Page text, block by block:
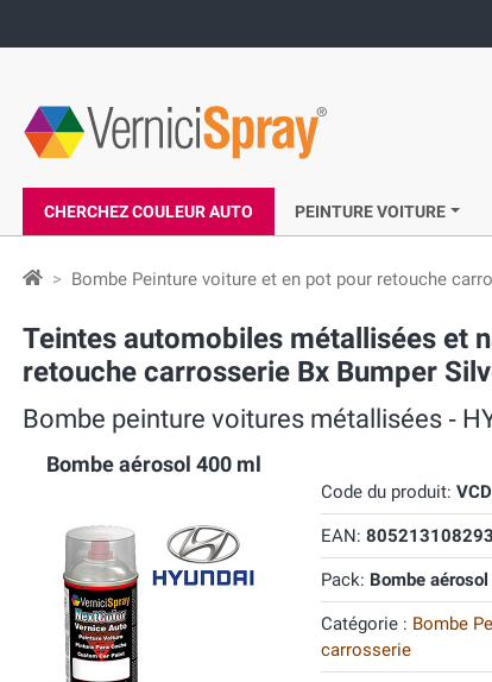
CHERCHEZ COULEUR AUTO PEINTURE VOITURE
Bombe Peinture voiture et en pot pour retouche
Teintes automobiles métallisées et
retouche carrosserie Bx Bumper
Bombe peinture voitures métallisées ‐
Bombe aérosol 400 ml
Code du produit:
EAN:
Pack: Bombe
Catégorie : Bombe
carrosserie